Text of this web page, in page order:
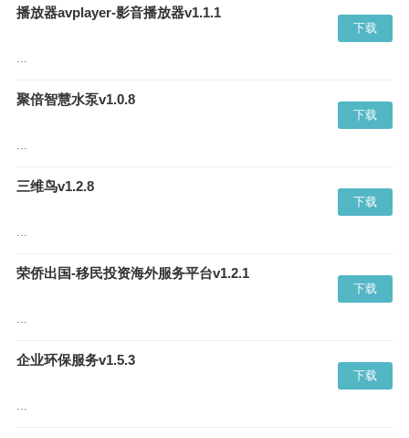
播放器avplayer-影音播放器v1.1.1
...
下载
聚倍智慧水泵v1.0.8
...
下载
三维鸟v1.2.8
...
下载
荣侨出国-移民投资海外服务平台v1.2.1
...
下载
企业环保服务v1.5.3
...
下载